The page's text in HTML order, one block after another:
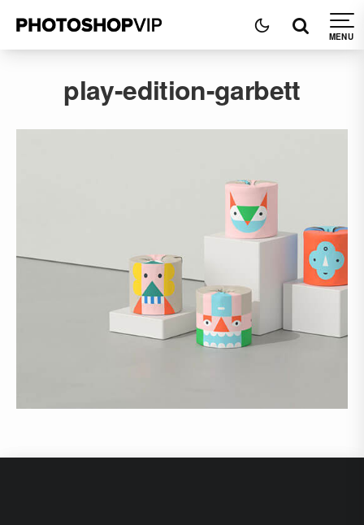
play-edition-garbett